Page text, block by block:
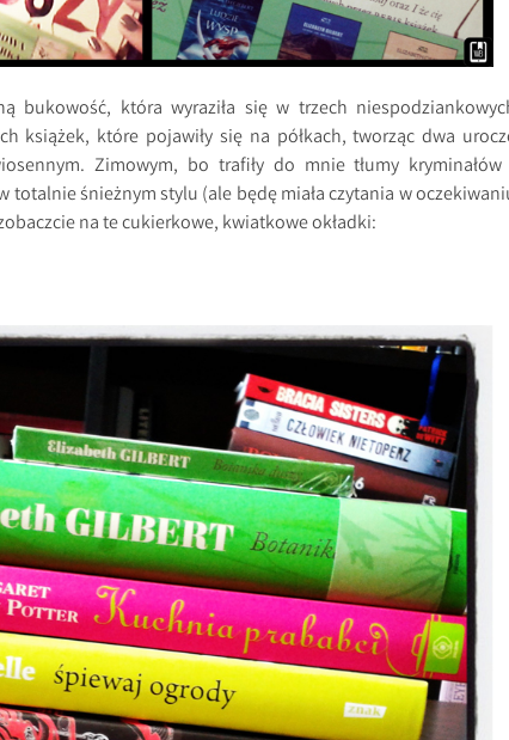
bukowość, która wyraziła się w trzech
książek, które pojawiły się na półkach, tworząc dwa
Zimowym, bo trafiły do mnie tłumy
totalnie śnieżnym stylu (ale będę miała czytania w
na te cukierkowe, kwiatkowe okładki: